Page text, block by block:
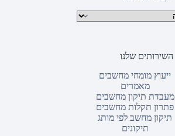
קטגוריות מוצרים
השירותים שלנו
ייעוץ מומחי מחשבים
מאמרים
מעבדת תיקון מחשבים
פתרון תקלות מחשבים
תיקון מחשב לפי מותג
תיקונים